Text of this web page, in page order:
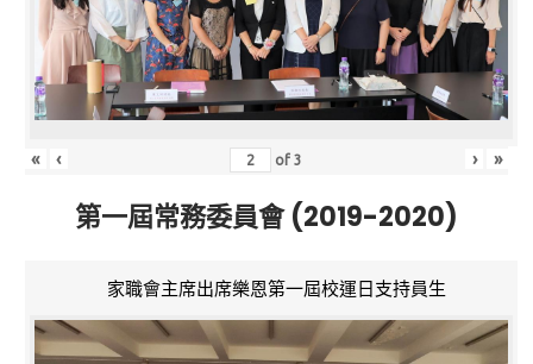
« ‹ of3 › »
第一屆常務委員會 (2019-2020)
家職會主席出席樂恩第一屆校運日支持員生